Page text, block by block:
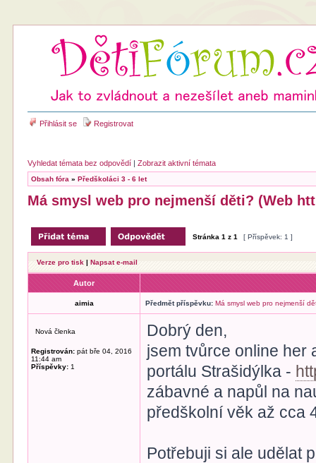
Přihlásit se Registrovat
Vyhledat témata bez odpovědí |Zobrazit aktivní témata
Obsah fóra »Předškoláci 3 - 6 let
Má smysl web pro nejmenší děti? (Web
Stránka1 z1 [ Příspěvek: 1 ]
Verze pro tisk |Napsat e-mail
Autor
aimia Předmět příspěvku: Má smysl web pro nejmenší
Nová členka
Registrován: pát bře 04, 2016
11:44 am
Příspěvky: 1
Dobrý den,
jsem tvůrce online her
portálu Strašidýlka -
zábavné a napůl na
předškolní věk až cca
Potřebuji si ale udělat